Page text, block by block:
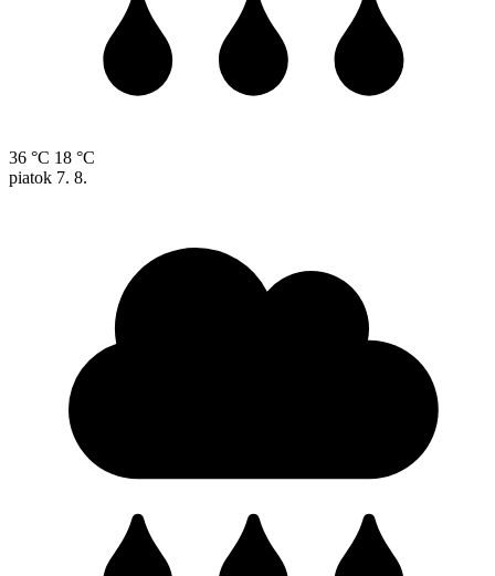
36 °C 18 °C
piatok 7. 8.